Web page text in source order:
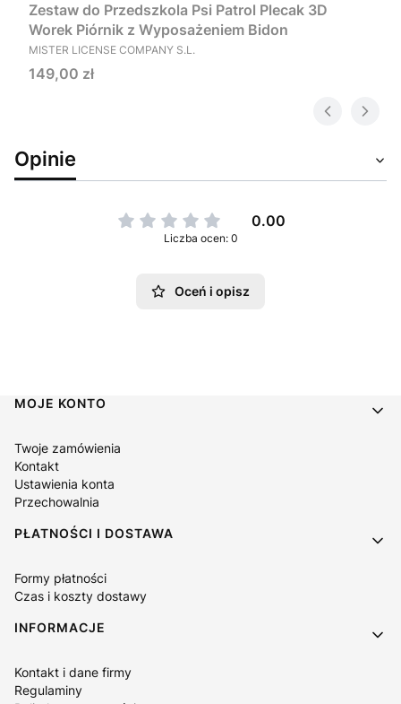
Zestaw do Przedszkola Psi Patrol Plecak 3D
Worek Piórnik z Wyposażeniem Bidon
PRODUCENT
MISTER LICENSE COMPANY S.L.
Cena
149,00 zł
Opinie
0.00
Liczba ocen: 0
Oceń i opisz
Linki w stopce
MOJE KONTO
Twoje zamówienia
Kontakt
Ustawienia konta
Przechowalnia
PŁATNOŚCI I DOSTAWA
Formy płatności
Czas i koszty dostawy
INFORMACJE
Kontakt i dane firmy
Regulaminy